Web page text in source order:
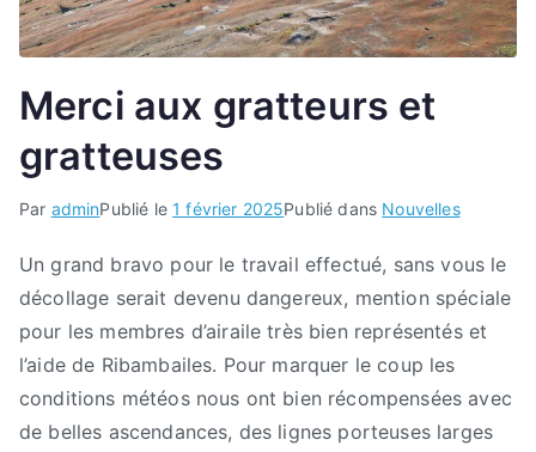
Merci aux gratteurs et
gratteuses
Par adminPublié le1 février 2025Publié dans Nouvelles
Un grand bravo pour le travail effectué, sans vous le
décollage serait devenu dangereux, mention spéciale
pour les membres d’airaile très bien représentés et
l’aide de Ribambailes. Pour marquer le coup les
conditions météos nous ont bien récompensées avec
de belles ascendances, des lignes porteuses larges